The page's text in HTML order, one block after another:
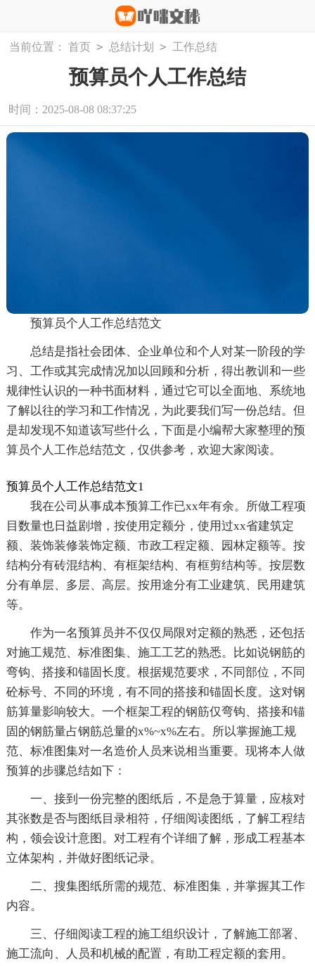
当前位置： 首页 > 总结计划 > 工作总结
预算员个人工作总结
时间：2025-08-08 08:37:25
预算员个人工作总结范文
总结是指社会团体、企业单位和个人对某一阶段的学
习、工作或其完成情况加以回顾和分析，得出教训和一些
规律性认识的一种书面材料，通过它可以全面地、系统地
了解以往的学习和工作情况，为此要我们写一份总结。但
是却发现不知道该写些什么，下面是小编帮大家整理的预
算员个人工作总结范文，仅供参考，欢迎大家阅读。
预算员个人工作总结范文1
我在公司从事成本预算工作已xx年有余。所做工程项
目数量也日益剧增，按使用定额分，使用过xx省建筑定
额、装饰装修装饰定额、市政工程定额、园林定额等。按
结构分有砖混结构、有框架结构、有框剪结构等。按层数
分有单层、多层、高层。按用途分有工业建筑、民用建筑
等。
作为一名预算员并不仅仅局限对定额的熟悉，还包括
对施工规范、标准图集、施工工艺的熟悉。比如说钢筋的
弯钩、搭接和锚固长度。根据规范要求，不同部位，不同
砼标号、不同的环境，有不同的搭接和锚固长度。这对钢
筋算量影响较大。一个框架工程的钢筋仅弯钩、搭接和锚
固的钢筋量占钢筋总量的x%~x%左右。所以掌握施工规
范、标准图集对一名造价人员来说相当重要。现将本人做
预算的步骤总结如下：
一、接到一份完整的图纸后，不是急于算量，应核对
其张数是否与图纸目录相符，仔细阅读图纸，了解工程结
构，领会设计意图。对工程有个详细了解，形成工程基本
立体架构，并做好图纸记录。
二、搜集图纸所需的规范、标准图集，并掌握其工作
内容。
三、仔细阅读工程的施工组织设计，了解施工部署、
施工流向、人员和机械的配置，有助工程定额的套用。